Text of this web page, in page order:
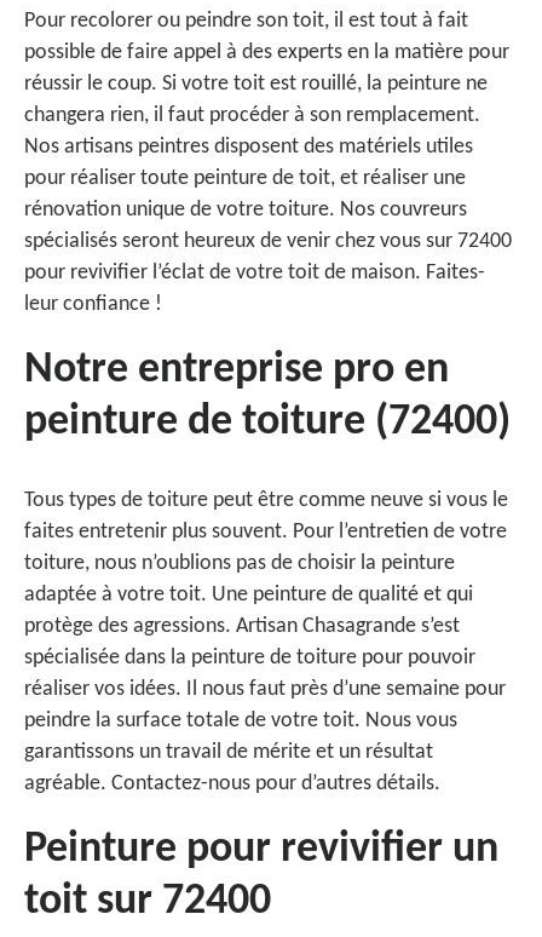
Pour recolorer ou peindre son toit, il est tout à fait
possible de faire appel à des experts en la matière pour
réussir le coup. Si votre toit est rouillé, la peinture ne
changera rien, il faut procéder à son remplacement.
Nos artisans peintres disposent des matériels utiles
pour réaliser toute peinture de toit, et réaliser une
rénovation unique de votre toiture. Nos couvreurs
spécialisés seront heureux de venir chez vous sur 72400
pour revivifier l’éclat de votre toit de maison. Faites-
leur confiance !
Notre entreprise pro en
peinture de toiture (72400)
Tous types de toiture peut être comme neuve si vous le
faites entretenir plus souvent. Pour l’entretien de votre
toiture, nous n’oublions pas de choisir la peinture
adaptée à votre toit. Une peinture de qualité et qui
protège des agressions. Artisan Chasagrande s’est
spécialisée dans la peinture de toiture pour pouvoir
réaliser vos idées. Il nous faut près d’une semaine pour
peindre la surface totale de votre toit. Nous vous
garantissons un travail de mérite et un résultat
agréable. Contactez-nous pour d’autres détails.
Peinture pour revivifier un
toit sur 72400